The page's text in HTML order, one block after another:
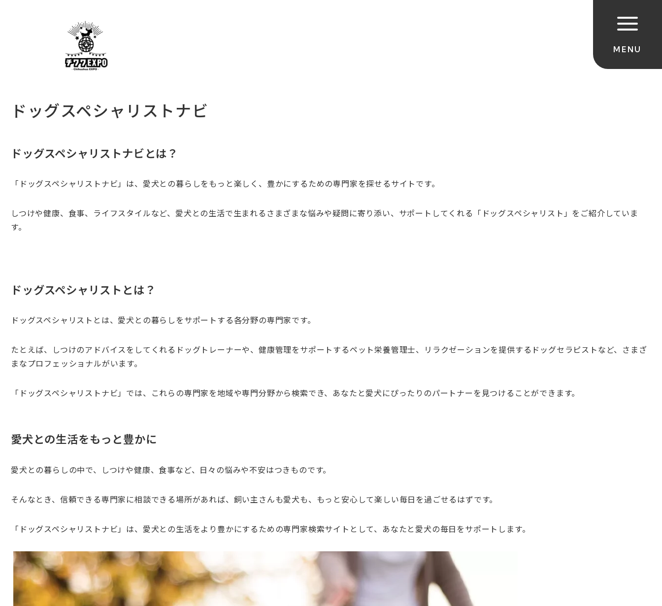
ドッグスペシャリストナビ
ドッグスペシャリストナビとは？
「ドッグスペシャリストナビ」は、愛犬との暮らしをもっと楽しく、豊かにするための専門家を探せるサイトです。
しつけや健康、食事、ライフスタイルなど、愛犬との生活で生まれるさまざまな悩みや疑問に寄り添い、サポートしてくれる「ドッグスペシャリスト」をご紹介していま
す。
ドッグスペシャリストとは？
ドッグスペシャリストとは、愛犬との暮らしをサポートする各分野の専門家です。
たとえば、しつけのアドバイスをしてくれるドッグトレーナーや、健康管理をサポートするペット栄養管理士、リラクゼーションを提供するドッグセラピストなど、さまざ
まなプロフェッショナルがいます。
「ドッグスペシャリストナビ」では、これらの専門家を地域や専門分野から検索でき、あなたと愛犬にぴったりのパートナーを見つけることができます。
愛犬との生活をもっと豊かに
愛犬との暮らしの中で、しつけや健康、食事など、日々の悩みや不安はつきものです。
そんなとき、信頼できる専門家に相談できる場所があれば、飼い主さんも愛犬も、もっと安心して楽しい毎日を過ごせるはずです。
「ドッグスペシャリストナビ」は、愛犬との生活をより豊かにするための専門家検索サイトとして、あなたと愛犬の毎日をサポートします。